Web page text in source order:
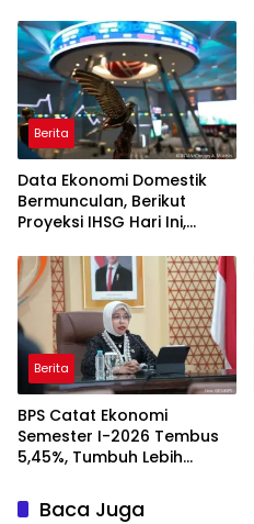
Berita
Data Ekonomi Domestik
Bermunculan, Berikut
Proyeksi IHSG Hari Ini,
Berita
BPS Catat Ekonomi
Semester I-2026 Tembus
5,45%, Tumbuh Lebih
Baca Juga